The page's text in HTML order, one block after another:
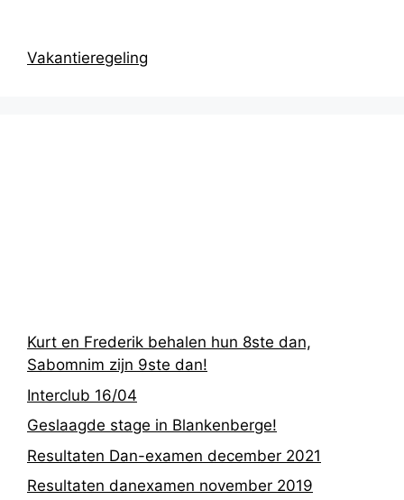
Vakantieregeling
Kurt en Frederik behalen hun 8ste dan,
Sabomnim zijn 9ste dan!
Interclub 16/04
Geslaagde stage in Blankenberge!
Resultaten Dan-examen december 2021
Resultaten danexamen november 2019